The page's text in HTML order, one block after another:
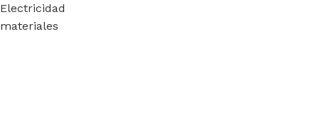
Electricidad
materiales